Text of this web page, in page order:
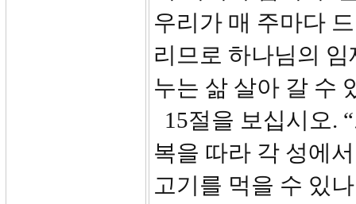
우리가 매 주마다
리므로 하나님의
누는 삶 살아 갈 수
15절을 보십시오.
복을 따라 각 성에
고기를 먹을 수 있